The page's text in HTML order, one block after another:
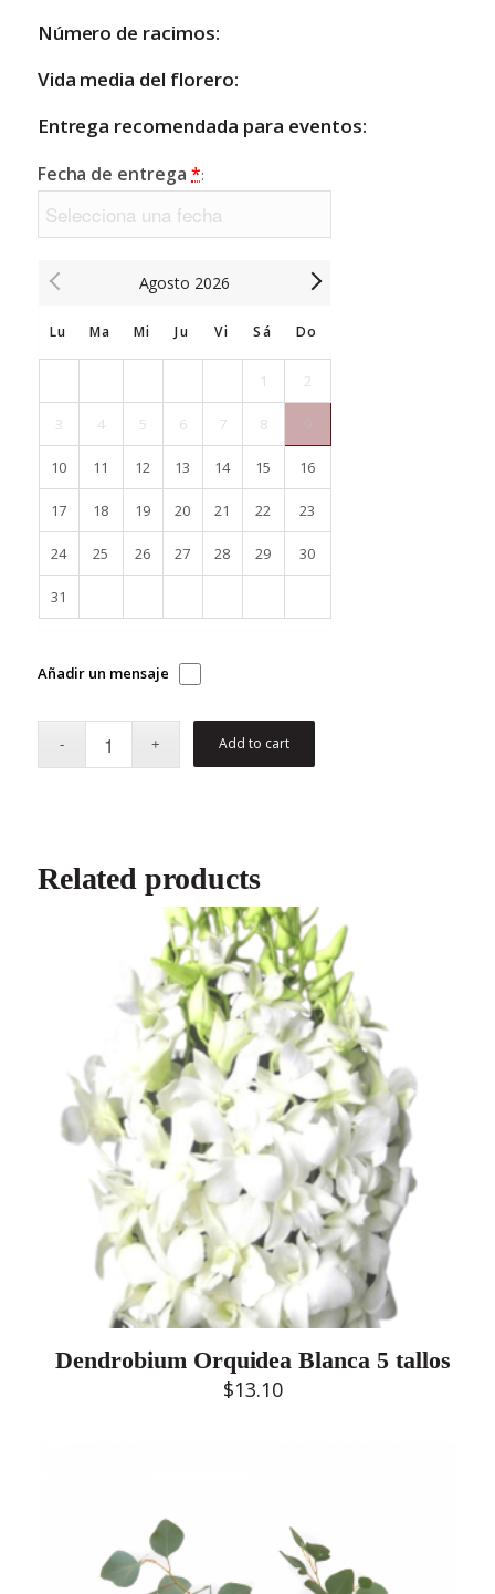
Número de racimos:
Vida media del florero:
Entrega recomendada para eventos:
Fecha de entrega*:
Agosto 2026
Lu Ma Mi Ju Vi Sá Do
1 2
3 4 5 6 7 8
10 11 12 13 14 15 16
17 18 19 20 21 22 23
24 25 26 27 28 29 30
31
Añadir un mensaje
Add to cart
Related products
Dendrobium Orquidea Blanca 5 tallos
$13.10